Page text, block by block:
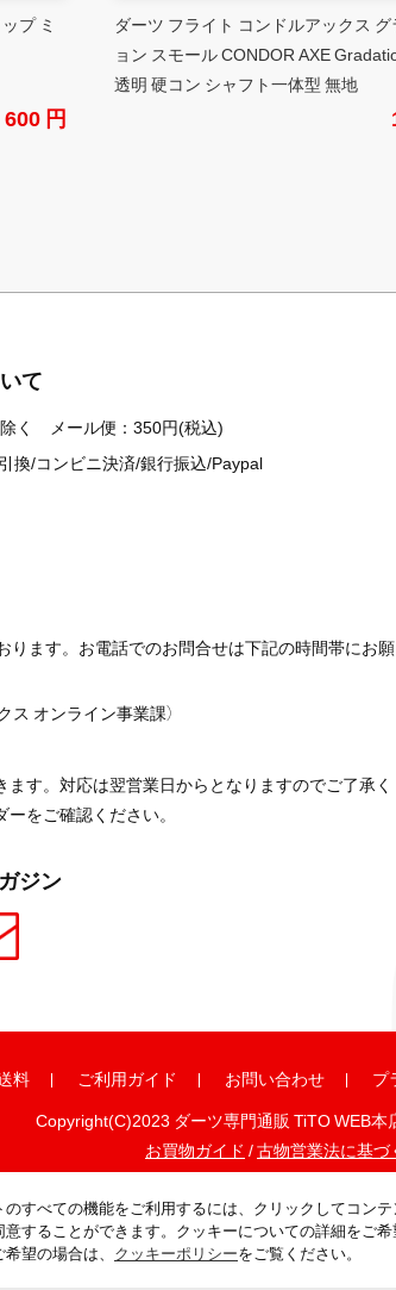
プ ミ
600 円
ダーツ フライト コンドルアックス
ョン スモール CONDOR AXE
透明 硬コン シャフト一体型 無地
のすべての機能をご利用するには、クリックしてコン
意することができます。クッキーについての詳細をご
望の場合は、 クッキーポリシーをご覧ください。
て
く メール便：350円(税込)
換/コンビニ決済/銀行振込/Paypal
ります。お電話でのお問合せは下記の時間帯にお願
ス オンライン事業課）
す。対応は翌営業日からとなりますのでご了承く
をご確認ください。
ジン
料 ご利用ガイド お問い合わせ プ
Copyright(C)2023 ダーツ専門通販 TiTO WEB本
お買物ガイド /古物営業法に基づ